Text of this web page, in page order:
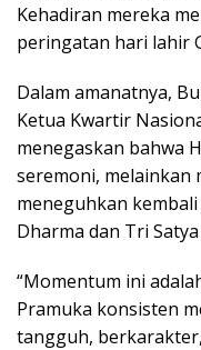
Kehadiran mereka
peringatan hari lahir
Dalam amanatnya,
Ketua Kwartir
menegaskan bahwa
seremoni,
meneguhkan
Dharma dan Tri
“Momentum ini
Pramuka konsisten
tangguh,